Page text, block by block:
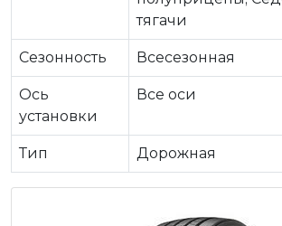
тягачи
Сезонность Всесезонная
Ось
установки
Все оси
Тип Дорожная